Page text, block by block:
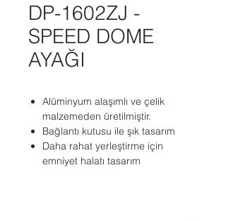
DP-1602ZJ -
SPEED DOME
AYAĞI
Alüminyum alaşımlı ve çelik
malzemeden üretilmiştir.
Bağlantı kutusu ile şık tasarım
Daha rahat yerleştirme için
emniyet halatı tasarım